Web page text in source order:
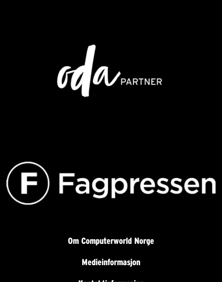
Om Computerworld Norge
Medieinformasjon